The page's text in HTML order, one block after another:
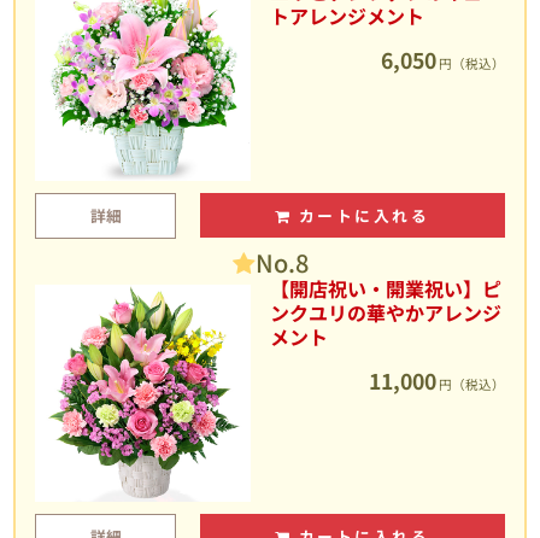
トアレンジメント
6,050 円（税込）
詳細 カートに入れる
No.8
【開店祝い・開業祝い】ピ
ンクユリの華やかアレンジ
メント
11,000 円（税込）